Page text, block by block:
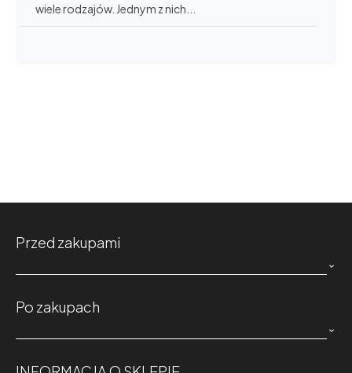
wiele rodzajów. Jednym z nich...
Tamtejsza ludność od poł. XVII wieku zajmowała
Przed zakupami

Po zakupach
